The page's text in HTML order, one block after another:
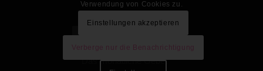
Impressum
Gemeinde Gottes KdöR
Das monatliche Gebet
Verwendung von Cookies zu.
Einstellungen akzeptieren
Verberge nur die Benachrichtigung